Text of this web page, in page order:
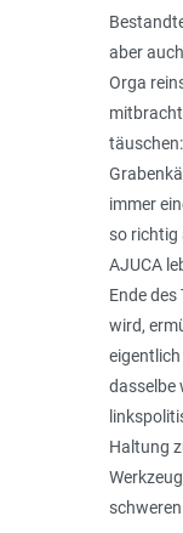
aber
Orga
immer
so richtig
AJUCA
Ende
wird,
dasselbe
Haltung